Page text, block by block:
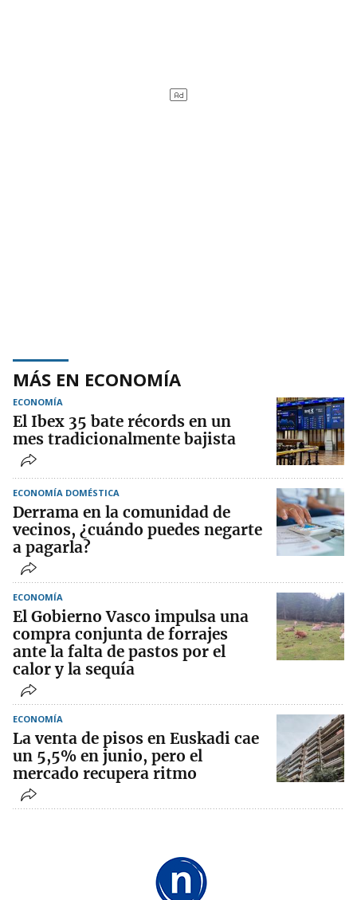
MÁS EN ECONOMÍA
ECONOMÍA
El Ibex 35 bate récords en un
mes tradicionalmente bajista
ECONOMÍA DOMÉSTICA
Derrama en la comunidad de
vecinos, ¿cuándo puedes negarte
a pagarla?
ECONOMÍA
El Gobierno Vasco impulsa una
compra conjunta de forrajes
ante la falta de pastos por el
calor y la sequía
ECONOMÍA
La venta de pisos en Euskadi cae
un 5,5% en junio, pero el
mercado recupera ritmo